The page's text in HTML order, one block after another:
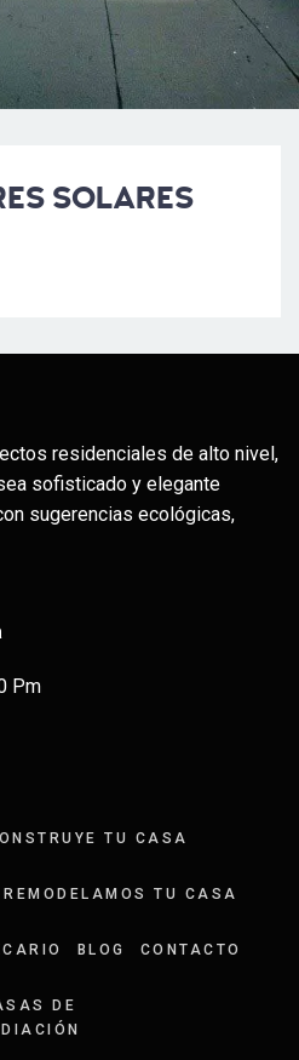
SOLARES
residenciales de alto nivel,
sofisticado y elegante
sugerencias ecológicas,
Pm
TU CASA
REMODELAMOS TU CASA
BLOG CONTACTO
DE